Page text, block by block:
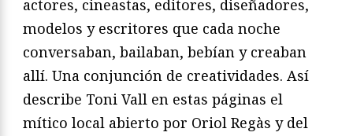
actores, cineastas, editores, diseñadores,
modelos y escritores que cada noche
conversaban, bailaban, bebían y creaban
allí. Una conjunción de creatividades. Así
describe Toni Vall en estas páginas el
mítico local abierto por Oriol Regàs y del